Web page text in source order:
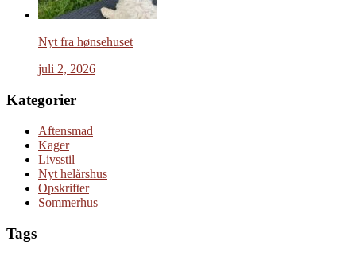
Nyt fra hønsehuset
juli 2, 2026
Kategorier
Aftensmad
Kager
Livsstil
Nyt helårshus
Opskrifter
Sommerhus
Tags